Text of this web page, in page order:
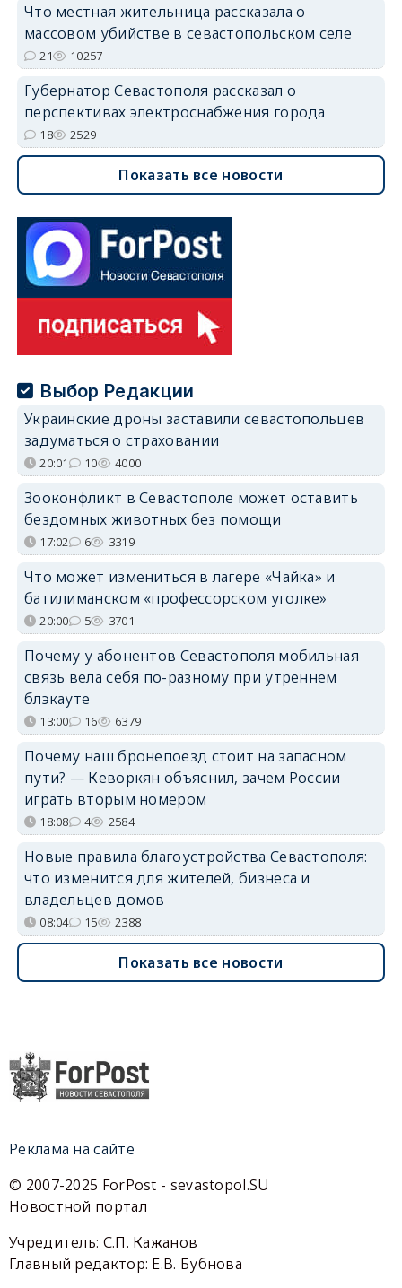
Что местная жительница рассказала о
массовом убийстве в севастопольском селе
21 10257
Губернатор Севастополя рассказал о
перспективах электроснабжения города
18 2529
Показать все новости
Выбор Редакции
Украинские дроны заставили севастопольцев
задуматься о страховании
20:01 10 4000
Зооконфликт в Севастополе может оставить
бездомных животных без помощи
17:02 6 3319
Что может измениться в лагере «Чайка» и
батилиманском «профессорском уголке»
20:00 5 3701
Почему у абонентов Севастополя мобильная
связь вела себя по-разному при утреннем
блэкауте
13:00 16 6379
Почему наш бронепоезд стоит на запасном
пути? — Кеворкян объяснил, зачем России
играть вторым номером
18:08 4 2584
Новые правила благоустройства Севастополя:
что изменится для жителей, бизнеса и
владельцев домов
08:04 15 2388
Показать все новости
Реклама на сайте
© 2007-2025 ForPost - sevastopol.SU
Новостной портал
Учредитель: С.П. Кажанов
Главный редактор: Е.В. Бубнова